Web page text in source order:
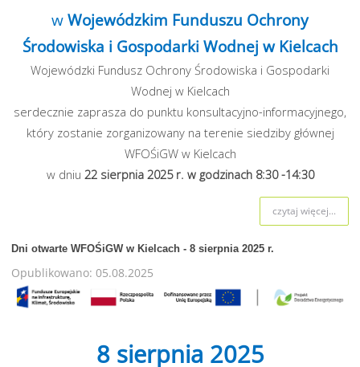
w Wojewódzkim Funduszu Ochrony
Środowiska i Gospodarki Wodnej w Kielcach
Wojewódzki Fundusz Ochrony Środowiska i Gospodarki
Wodnej w Kielcach
serdecznie zaprasza do punktu konsultacyjno-informacyjnego,
który zostanie zorganizowany na terenie siedziby głównej
WFOŚiGW w Kielcach
w dniu 22 sierpnia2025 r. w godzinach 8:30 -14:30
czytaj więcej...
Dni otwarte WFOŚiGW w Kielcach - 8 sierpnia 2025 r.
Opublikowano: 05.08.2025
8 sierpnia 2025